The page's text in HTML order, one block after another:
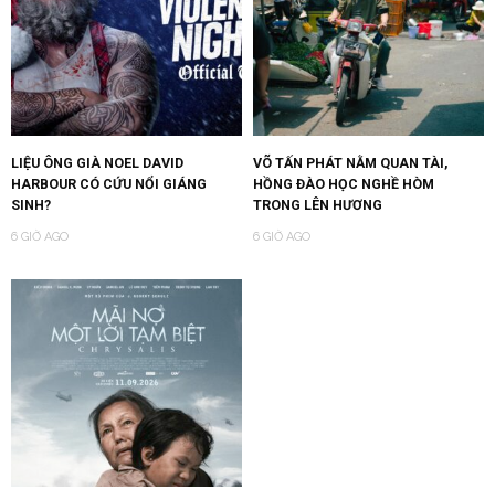
LIỆU ÔNG GIÀ NOEL DAVID
HARBOUR CÓ CỨU NỔI GIÁNG
SINH?
6 GIỜ AGO
VÕ TẤN PHÁT NẰM QUAN TÀI,
HỒNG ĐÀO HỌC NGHỀ HÒM
TRONG LÊN HƯƠNG
6 GIỜ AGO